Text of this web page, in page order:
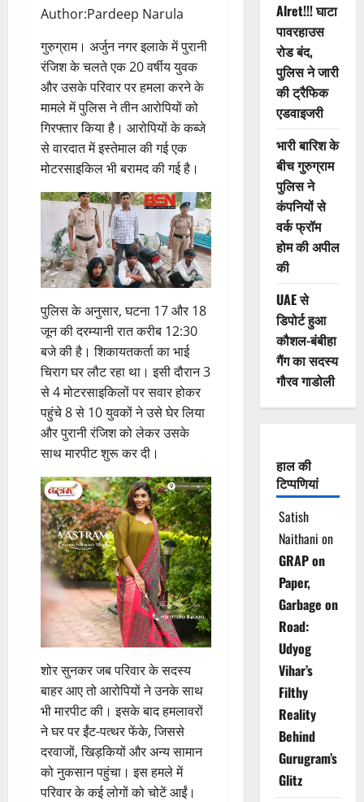
Author:Pardeep Narula
गुरुग्राम। अर्जुन नगर इलाके में पुरानी
रंजिश के चलते एक 20 वर्षीय युवक
और उसके परिवार पर हमला करने के
मामले में पुलिस ने तीन आरोपियों को
गिरफ्तार किया है। आरोपियों के कब्जे
से वारदात में इस्तेमाल की गई एक
मोटरसाइकिल भी बरामद की गई है।
पुलिस के अनुसार, घटना 17 और 18
जून की दरम्यानी रात करीब 12:30
बजे की है। शिकायतकर्ता का भाई
चिराग घर लौट रहा था। इसी दौरान 3
से 4 मोटरसाइकिलों पर सवार होकर
पहुंचे 8 से 10 युवकों ने उसे घेर लिया
और पुरानी रंजिश को लेकर उसके
साथ मारपीट शुरू कर दी।
शोर सुनकर जब परिवार के सदस्य
बाहर आए तो आरोपियों ने उनके साथ
भी मारपीट की। इसके बाद हमलावरों
ने घर पर ईंट-पत्थर फेंके, जिससे
दरवाजों, खिड़कियों और अन्य सामान
को नुकसान पहुंचा। इस हमले में
परिवार के कई लोगों को चोटें आईं।
Alret!!! घाटा
पावरहाउस
रोड बंद,
पुलिस ने जारी
की ट्रैफिक
एडवाइजरी
भारी बारिश के
बीच गुरुग्राम
पुलिस ने
कंपनियों से
वर्क फ्रॉम
होम की अपील
की
UAE से
डिपोर्ट हुआ
कौशल-बंबीहा
गैंग का सदस्य
गौरव गाडोली
हाल की
टिप्पणियां
Satish
Naithani on
GRAP on
Paper,
Garbage on
Road:
Udyog
Vihar’s
Filthy
Reality
Behind
Gurugram’s
Glitz